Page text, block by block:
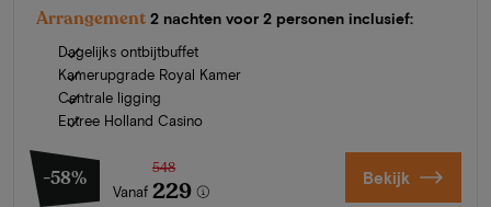
Arrangement 2 nachten voor 2 personen inclusief:
Dagelijks ontbijtbuffet
Kamerupgrade Royal Kamer
Centrale ligging
Entree Holland Casino
-58%
Vanaf
548
229 Bekijk